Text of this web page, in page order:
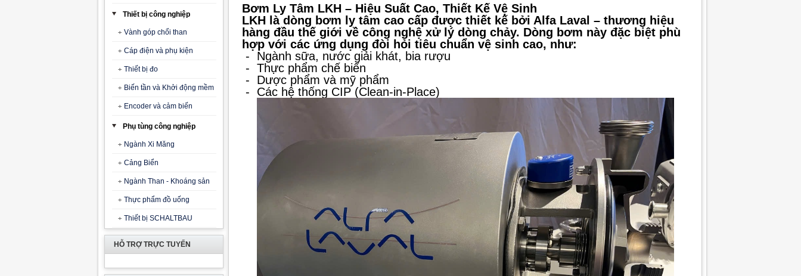
Thiết bị công nghiệp
Vành góp chổi than
Cáp điện và phụ kiện
Thiết bị đo
Biến tần và Khởi động mềm
Encoder và cảm biến
Phụ tùng công nghiệp
Ngành Xi Măng
Cảng Biển
Ngành Than - Khoáng sản
Thực phẩm đồ uống
Thiết bị SCHALTBAU
HỖ TRỢ TRỰC TUYẾN
Bơm Ly Tâm LKH – Hiệu Suất Cao, Thiết Kế Vệ Sinh
LKH là dòng bơm ly tâm cao cấp được thiết kế bởi Alfa Laval – thương hiệu
hàng đầu thế giới về công nghệ xử lý dòng chảy. Dòng bơm này đặc biệt phù
hợp với các ứng dụng đòi hỏi tiêu chuẩn vệ sinh cao, như:
- Ngành sữa, nước giải khát, bia rượu
- Thực phẩm chế biến
- Dược phẩm và mỹ phẩm
- Các hệ thống CIP (Clean-in-Place)